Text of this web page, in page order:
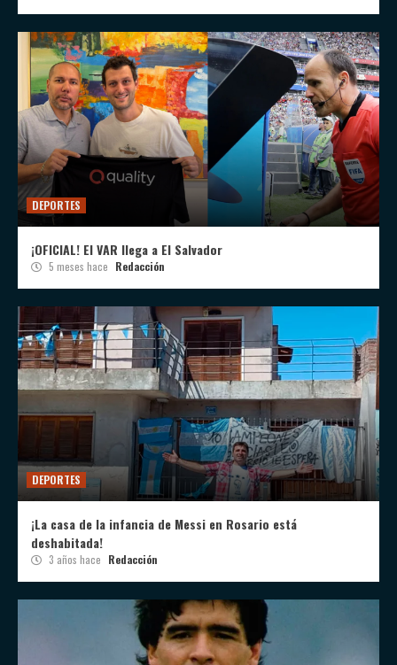
DEPORTES
¡OFICIAL! El VAR llega a El Salvador
5 meses hace Redacción
DEPORTES
¡La casa de la infancia de Messi en Rosario está
deshabitada!
3 años hace Redacción